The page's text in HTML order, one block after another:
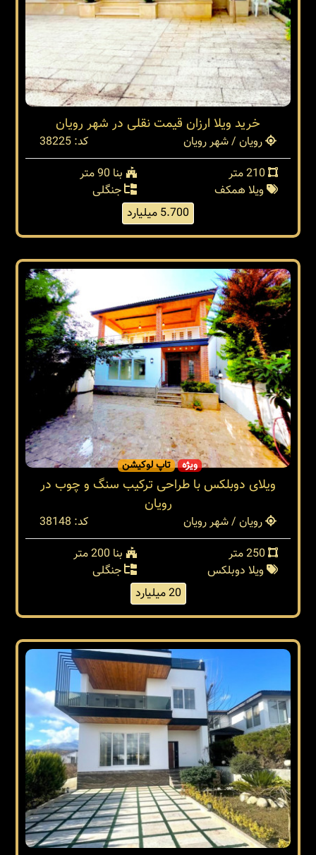
خرید ویلا ارزان قیمت نقلی در شهر رویان
رویان / شهر رویان
کد: 38225
بنا 90 متر
ویلا همکف
جنگلی
5.700 میلیارد
ویژه تاپ لوکیشن
ویلای دوبلکس با طراحی ترکیب سنگ و چوب در
رویان
رویان / شهر رویان
کد: 38148
بنا 200 متر
ویلا دوبلکس
جنگلی
20 میلیارد